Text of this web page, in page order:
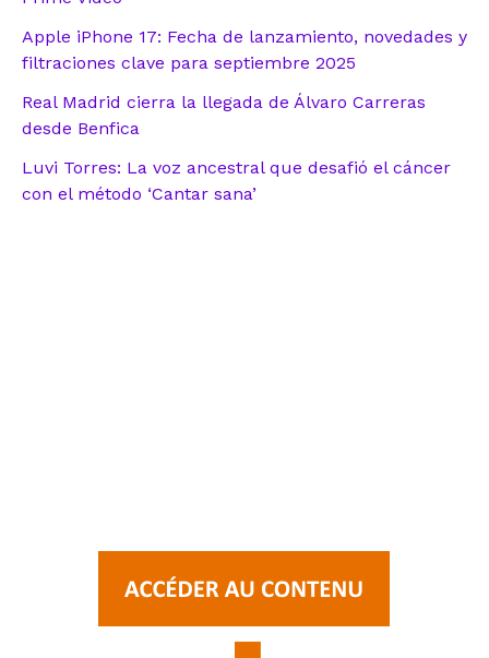
Apple iPhone 17: Fecha de lanzamiento, novedades y
filtraciones clave para septiembre 2025
Real Madrid cierra la llegada de Álvaro Carreras
desde Benfica
Luvi Torres: La voz ancestral que desafió el cáncer
con el método ‘Cantar sana’